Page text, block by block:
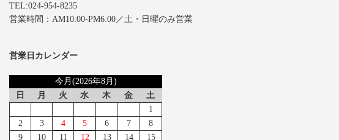
TEL:024-954-8235
営業時間：AM10:00-PM6:00／土・日曜のみ営業
営業日カレンダー
今月(2026年8月)
日
月 火 水 木 金
土
1
2
3 4 5 6 7
8
9
10 11 12 13 14 15